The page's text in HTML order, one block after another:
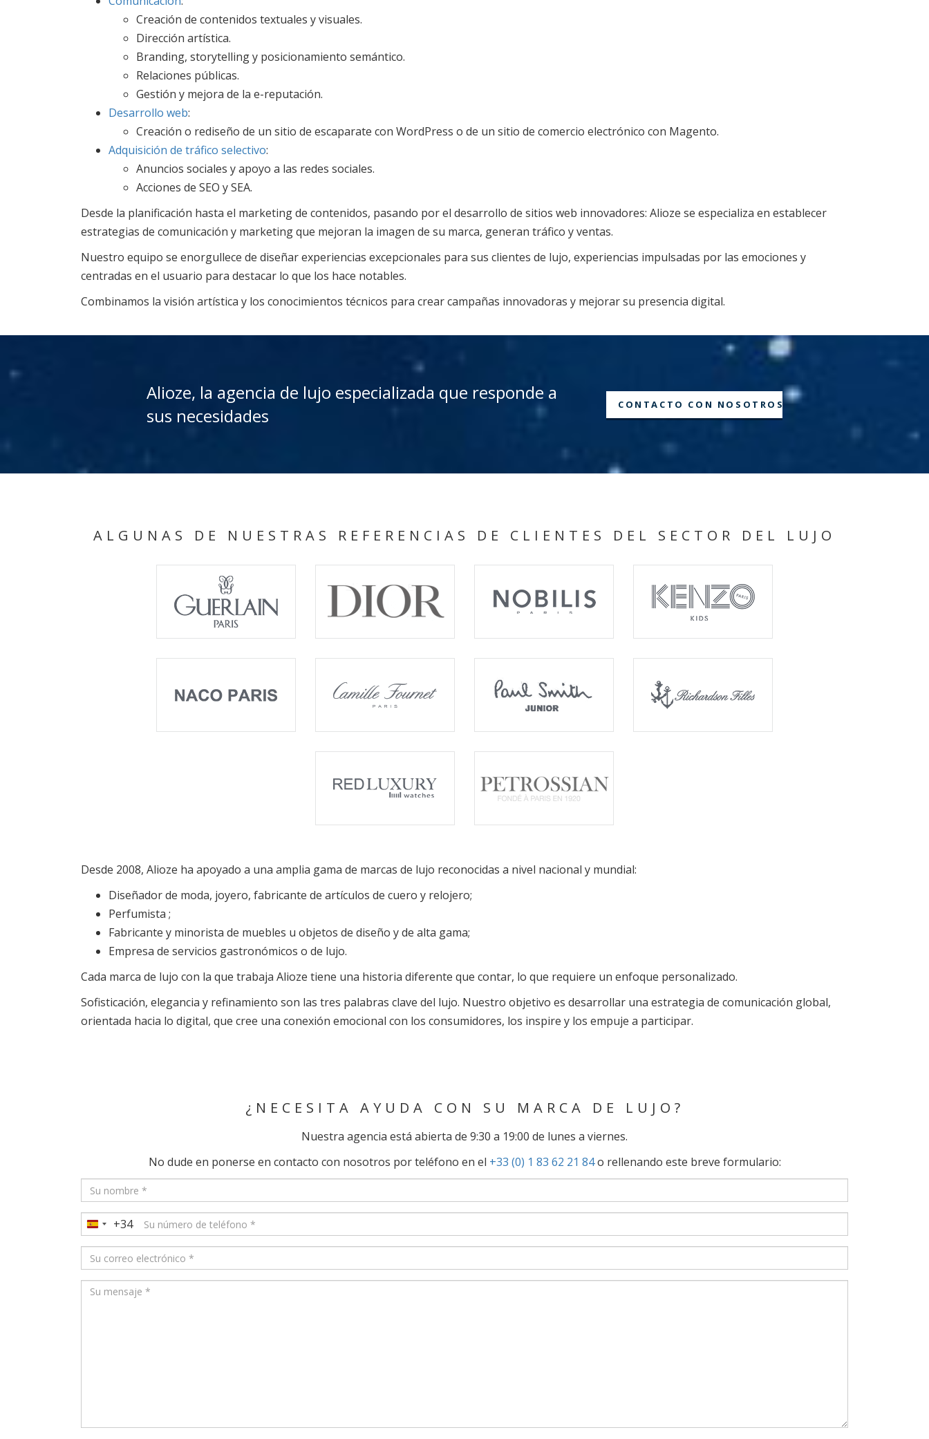
Creación de contenidos textuales y visuales.
Dirección artística.
Branding, storytelling y posicionamiento semántico.
Relaciones públicas.
Gestión y mejora de la e-reputación.
Desarrollo web:
Creación o rediseño de un sitio de escaparate con WordPress o de un sitio de comercio electrónico con Magento.
Adquisición de tráfico selectivo:
Anuncios sociales y apoyo a las redes sociales.
Acciones de SEO y SEA.
Desde la planificación hasta el marketing de contenidos, pasando por el desarrollo de sitios web innovadores: Alioze se especializa en establecer
estrategias de comunicación y marketing que mejoran la imagen de su marca, generan tráfico y ventas.
Nuestro equipo se enorgullece de diseñar experiencias excepcionales para sus clientes de lujo, experiencias impulsadas por las emociones y
centradas en el usuario para destacar lo que los hace notables.
Combinamos la visión artística y los conocimientos técnicos para crear campañas innovadoras y mejorar su presencia digital.
Alioze, la agencia de lujo especializada que responde a
sus necesidades
CONTACTO CON NOSOTROS
ALGUNAS DE NUESTRAS REFERENCIAS DE CLIENTES DEL SECTOR DEL LUJO
Desde 2008, Alioze ha apoyado a una amplia gama de marcas de lujo reconocidas a nivel nacional y mundial:
Diseñador de moda, joyero, fabricante de artículos de cuero y relojero;
Perfumista ;
Fabricante y minorista de muebles u objetos de diseño y de alta gama;
Empresa de servicios gastronómicos o de lujo.
Cada marca de lujo con la que trabaja Alioze tiene una historia diferente que contar, lo que requiere un enfoque personalizado.
Sofisticación, elegancia y refinamiento son las tres palabras clave del lujo. Nuestro objetivo es desarrollar una estrategia de comunicación global,
orientada hacia lo digital, que cree una conexión emocional con los consumidores, los inspire y los empuje a participar.
¿NECESITA AYUDA CON SU MARCA DE LUJO?
Nuestra agencia está abierta de 9:30 a 19:00 de lunes a viernes.
No dude en ponerse en contacto con nosotros por teléfono en el +33 (0) 1 83 62 21 84o rellenando este breve formulario:
Spain
+34
+34